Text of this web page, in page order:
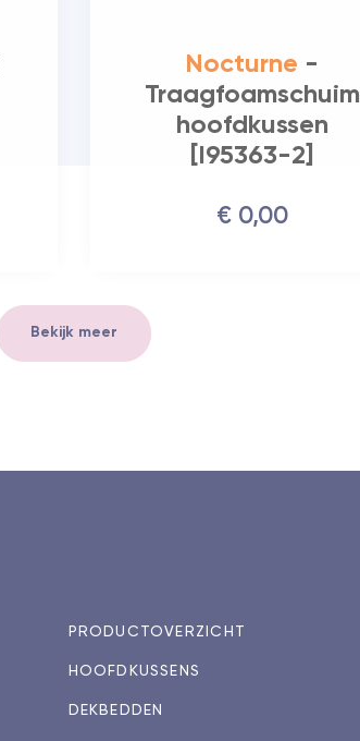
Nocturne -
Traagfoamschuim
hoofdkussen
[I95363-2]
€ 0,00
Bekijk meer
PRODUCTOVERZICHT
HOOFDKUSSENS
DEKBEDDEN